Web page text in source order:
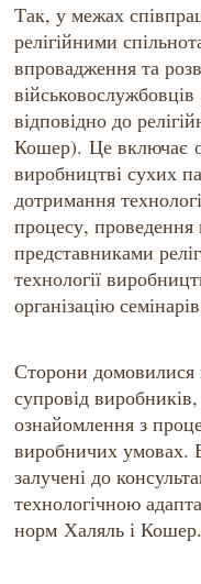
Так, у межах
релігійними
впровадження та
відповідно до
Кошер). Це включає
виробництві сухих
дотримання
процесу, проведення
представниками
технології
організацію
Сторони домовилися
супровід
ознайомлення з
виробничих умовах.
залучені до
технологічною
норм Халяль і Кошер.